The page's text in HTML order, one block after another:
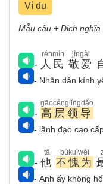
Ví dụ
Mẫu câu + Dịch
- 人民
rénmín
敬爱
jìngài
- Nhân dân kính
- 高层领导
gāocénglǐngdǎo
- lãnh đạo cao
- 他
tā
不愧为
bùkuìwèi
- Anh ấy không